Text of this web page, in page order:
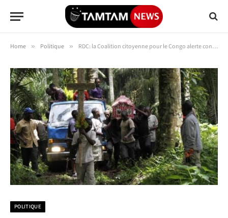
Home » Politique » RDC: la Coalition citoyenne pour le Congo alerte contre un plan d’extermination programmée des congolais
POLITIQUE